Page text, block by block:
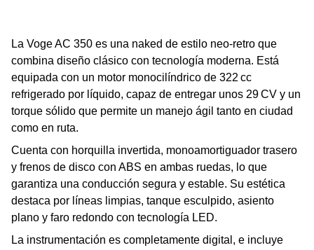
La Voge AC 350 es una naked de estilo neo-retro que
combina diseño clásico con tecnología moderna. Está
equipada con un motor monocilíndrico de 322 cc
refrigerado por líquido, capaz de entregar unos 29 CV y un
torque sólido que permite un manejo ágil tanto en ciudad
como en ruta.
Cuenta con horquilla invertida, monoamortiguador trasero
y frenos de disco con ABS en ambas ruedas, lo que
garantiza una conducción segura y estable. Su estética
destaca por líneas limpias, tanque esculpido, asiento
plano y faro redondo con tecnología LED.
La instrumentación es completamente digital, e incluye